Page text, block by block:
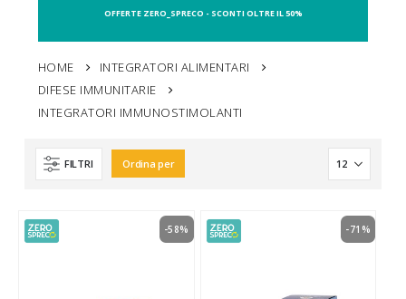
OFFERTE ZERO_SPRECO - SCONTI OLTRE IL 50%
HOME
INTEGRATORI ALIMENTARI
DIFESE IMMUNITARIE
INTEGRATORI IMMUNOSTIMOLANTI
FILTRI Ordina per
-58% -71%